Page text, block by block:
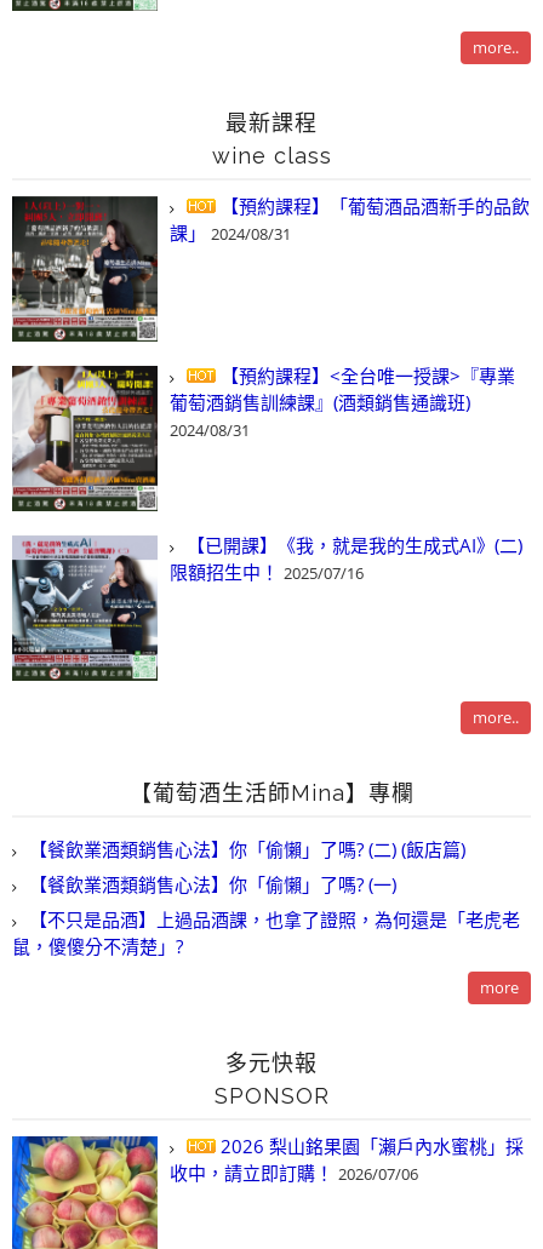
more..
最新課程
wine class
【預約課程】「葡萄酒品酒新手的品飲
課」
2024/08/31
【預約課程】<全台唯一授課>『專業
葡萄酒銷售訓練課』(酒類銷售通識班)
2024/08/31
【已開課】《我，就是我的生成式AI》(二)
限額招生中！ 2025/07/16
more..
【葡萄酒生活師Mina】專欄
【餐飲業酒類銷售心法】你「偷懶」了嗎? (二) (飯店篇)
【餐飲業酒類銷售心法】你「偷懶」了嗎? (一)
【不只是品酒】上過品酒課，也拿了證照，為何還是「老虎老
鼠，傻傻分不清楚」?
more
多元快報
SPONSOR
2026 梨山銘果園「瀨戶內水蜜桃」採
收中，請立即訂購！ 2026/07/06